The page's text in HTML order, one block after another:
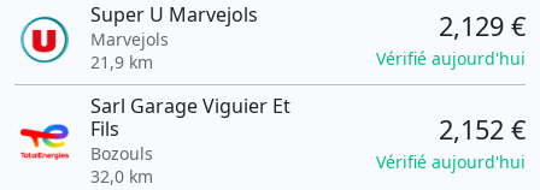
Super U Marvejols
Marvejols
21,9 km
2,129 €
Vérifié aujourd'hui
Sarl Garage Viguier Et
Fils
Bozouls
32,0 km
2,152 €
Vérifié aujourd'hui